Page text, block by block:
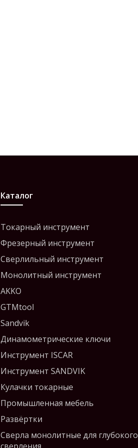
Каталог
Токарный инструмент
Фрезерный инструмент
Сверлильный инструмент
Монолитный инструмент
AKKO
GTMtool
Sandvik
Динамометрические ключи
Инструмент ISCAR
Инструмент SANDVIK
Кулачки токарные
Промышленная мебель
Развёртки
Сверла монолитные для глубокого